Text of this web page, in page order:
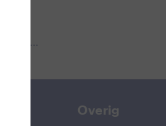
Overig